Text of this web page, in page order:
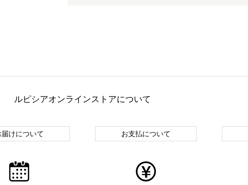
ルピシアオンラインストアについて
届けについて お支払について